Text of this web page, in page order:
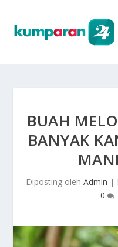
BUAH
BANYAK
Diposting oleh Admin |
0